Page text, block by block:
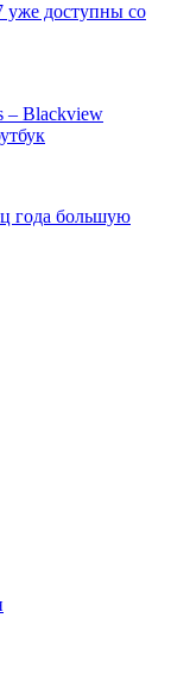
доступны со
– Blackview
года большую